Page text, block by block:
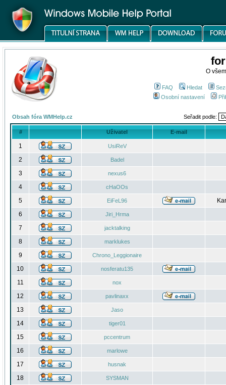
O
FAQ Hledat
Osobní nastavení
Obsah fóra WMHelp.cz Seřadit podle:
# Uživatel E-mail
1 UsiReV
2 Badel
3 nexus6
4 cHaOOs
5 EiFeL96
6
Jiri_Hrma
7 jacktalking
8 marklukes
9 Chrono_Leggionaire
10 nosferatu135
11 nox
12 pavlinaxx
13 Jaso
14 tiger01
15 pccentrum
16 marlowe
17 husnak
18 SYSMAN